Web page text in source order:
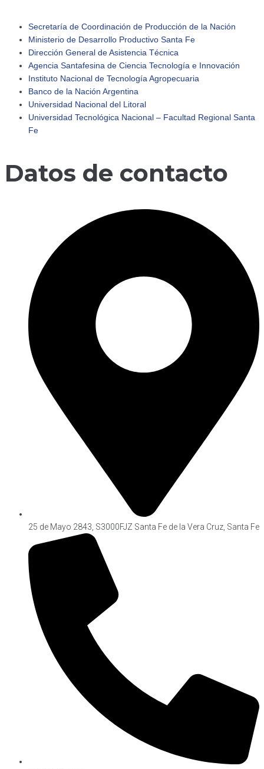
adersantafe
🔹 Retomamos actividades Comenzamos un nuevo año c
Secretaría de Coordinación de Producción de la Nación
Ministerio de Desarrollo Productivo Santa Fe
Dirección General de Asistencia Técnica
Agencia Santafesina de Ciencia Tecnología e Innovación
Instituto Nacional de Tecnología Agropecuaria
Banco de la Nación Argentina
Universidad Nacional del Litoral
Universidad Tecnológica Nacional – Facultad Regional Santa
Fe
Datos de contacto
25 de Mayo 2843, S3000FJZ Santa Fe de la Vera Cruz, Santa Fe